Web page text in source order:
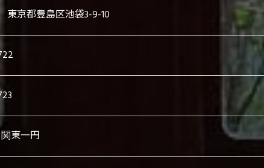
東京都豊島区池袋3-9-10
東一円